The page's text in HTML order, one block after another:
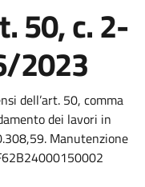
50, c. 2-
2023
dell’art. 50, comma
dei lavori in
Manutenzione